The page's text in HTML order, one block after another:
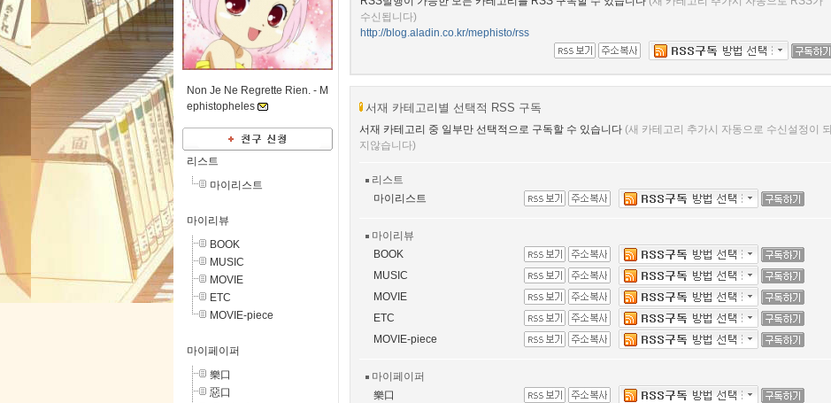
Non Je Ne Regrette Rien. - M
ephistopheles
리스트
마이리스트
마이리뷰
BOOK
MUSIC
MOVIE
ETC
MOVIE-piece
마이페이퍼
樂口
惡口
수신됩니다)
http://blog.aladin.co.kr/mephisto/rss
서재 카테고리별 선택적 RSS 구독
서재 카테고리 중 일부만 선택적으로 구독할 수 있습니다 (새 카테고리 추가시 자동으로 수신설정이 되
지않습니다)
리스트
마이리스트
마이리뷰
BOOK
MUSIC
MOVIE
ETC
MOVIE-piece
마이페이퍼
樂口